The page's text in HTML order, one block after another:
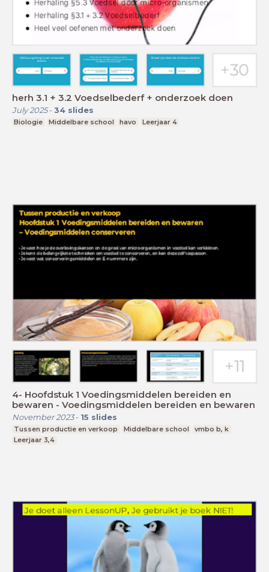
herh 3.1 + 3.2 Voedselbederf + onderzoek doen
July 2025- 34 slides
Biologie Middelbare school havo Leerjaar 4
4- Hoofdstuk 1 Voedingsmiddelen bereiden en
bewaren - Voedingsmiddelen bereiden en bewaren
November 2023- 15 slides
Tussen productie en verkoop Middelbare school
vmbo b, k
Leerjaar 3,4